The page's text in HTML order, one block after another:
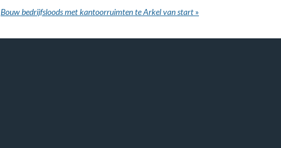
Bouw bedrijfsloods met kantoorruimten te Arkel van start»